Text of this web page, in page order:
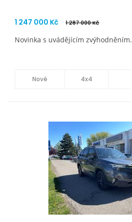
1 247 000 Kč 1 287 000 Kč
Novinka s uvádějícím zvýhodněním.
Nové 4x4